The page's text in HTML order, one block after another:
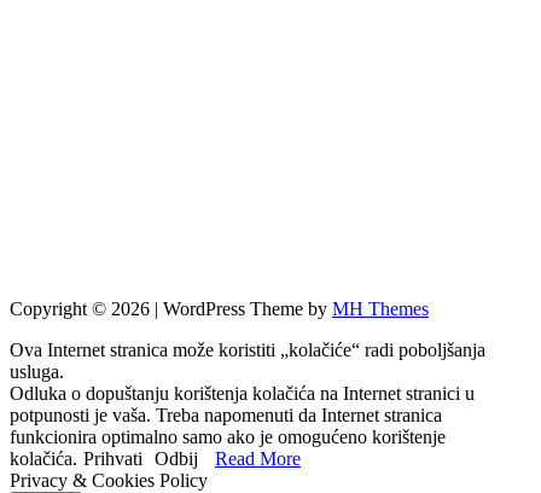
Copyright © 2026 | WordPress Theme by MH Themes
Ova Internet stranica može koristiti „kolačiće“ radi poboljšanja
usluga.
Odluka o dopuštanju korištenja kolačića na Internet stranici u
potpunosti je vaša. Treba napomenuti da Internet stranica
funkcionira optimalno samo ako je omogućeno korištenje
kolačića. Prihvati Odbij
Read More
Privacy & Cookies Policy